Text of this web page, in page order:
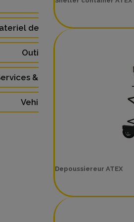
de Laboratoire (3)
Outillage (4)
& Formations (5)
Vehicules (9)
Depoussiereur ATEX